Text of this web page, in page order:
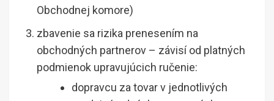
Obchodnej komore)
zbavenie sa rizika prenesením na
obchodných partnerov – závisí od platných
podmienok upravujúcich ručenie:
dopravcu za tovar v jednotlivých